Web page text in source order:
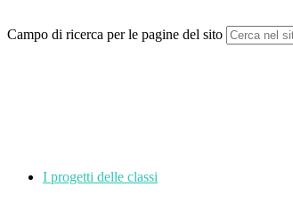
Campo di ricerca per le pagine del sito
I progetti delle classi